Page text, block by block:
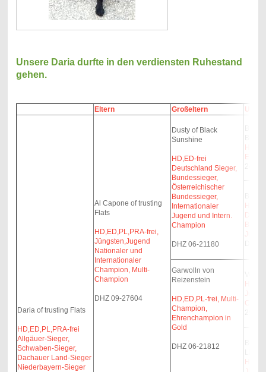
Unsere Daria durfte in den verdiensten Ruhestand
gehen.
Eltern Großeltern
Daria of trusting Flats
HD,ED,PL,PRA-frei
Allgäuer-Sieger,
Schwaben-Sieger,
Dachauer Land-Sieger
Niederbayern-Sieger
Al Capone of trusting
Flats
HD,ED,PL,PRA-frei,
Jüngsten,Jugend
Nationaler und
Internationaler
Champion, Multi-
Champion
DHZ 09-27604
Dusty of Black
Sunshine
HD,ED-frei
Deutschland Sieger,
Bundessieger,
Österreichischer
Bundessieger,
Internationaler
Jugend und Intern.
Champion
DHZ 06-21180
DHZ
Garwolln von
Reizenstein
HD,ED,PL-frei, Multi-
Champion,
Ehrenchampion in
Gold
DHZ 06-21812
HD-